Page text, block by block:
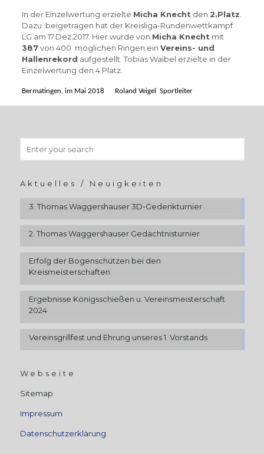
In der Einzelwertung erzielte Micha Knecht den 2.Platz
Dazu beigetragen hat der Kreisliga-Rundenwettkampf
LG am 17.Dez.2017. Hier wurde von Micha Knecht mit
387von 400 möglichen Ringen einVereins- und
Hallenrekord aufgestellt. Tobias Waibel erzielte in der
Einzelwertung den 4.Platz.
Bermatingen, im Mai 2018 Roland Veigel Sportleiter
Aktuelles / Neuigkeiten
3. Thomas Waggershauser 3D-Gedenkturnier
2. Thomas Waggershauser Gedächtnisturnier
Erfolg der Bogenschützen bei den
Kreismeisterschaften
Ergebnisse Königsschießen u. Vereinsmeisterschaft
2024
Vereinsgrillfest und Ehrung unseres 1. Vorstands
Webseite
Sitemap
Impressum
Datenschutzerklärung